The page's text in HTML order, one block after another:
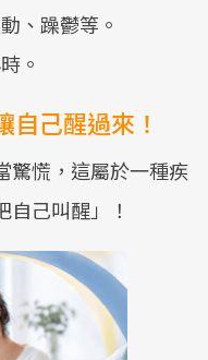
、躁鬱等。
。
自己醒過來！
驚慌，這屬於一種疾
己叫醒」！